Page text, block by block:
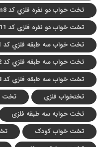
تخت خواب دو نفره فلزي کد m8
تخت خواب دو نفره فلزي کد s11
تخت خواب سه طبقه فلزي کد a1
تخت خواب سه طبقه فلزي کد a2
تخت خواب سه طبقه فلزي کد a3
تختخواب فلزی
تخت
تخت خوابه سه طبقه فلزی
تخت خواب کودک